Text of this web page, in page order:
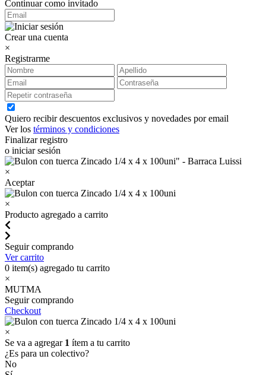
Continuar como invitado
Crear una cuenta
×
Registrarme
Quiero recibir descuentos exclusivos y novedades por email
Ver los términos y condiciones
Finalizar registro
o iniciar sesión
×
Aceptar
×
Producto agregado a carrito
Seguir comprando
Ver carrito
0 item(s) agregado tu carrito
×
MUTMA
Seguir comprando
Checkout
×
Se va a agregar 1 ítem a tu carrito
¿Es para un colectivo?
No